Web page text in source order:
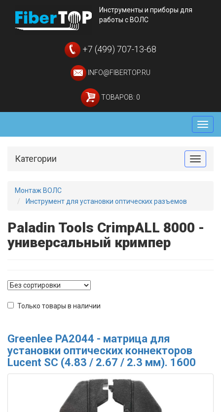
Инструменты и приборы для
работы с ВОЛС
+7 (499) 707-13-68
INFO@FIBERTOP.RU
ТОВАРОВ: 0
Меню
Toggle
Категории
Монтаж ВОЛС
Инструмент для установки оптических разъемов
Paladin Tools CrimpALL 8000 -
универсальный кримпер
Только товары в наличии
Greenlee PA2044 - матрица для
установки оптических коннекторов
Lucent SC (4.83 / 2.67 / 2.3 мм). 1600